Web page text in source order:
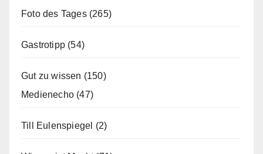
Foto des Tages(265)
Gastrotipp (54)
Gut zu wissen (150)
Medienecho (47)
Till Eulenspiegel (2)